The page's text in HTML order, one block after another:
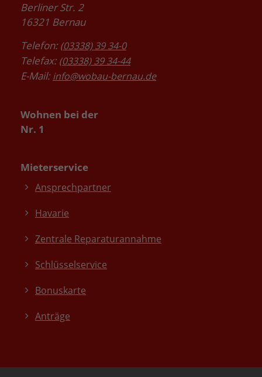
Berliner Str. 2
16321 Bernau
Telefon:(03338) 39 34-0
Telefax:(03338) 39 34-44
E-Mail:info@wobau-bernau.de
Wohnen bei der
Nr. 1
Mieterservice
Ansprechpartner
Havarie
Zentrale Reparaturannahme
Schlüsselservice
Bonuskarte
Anträge